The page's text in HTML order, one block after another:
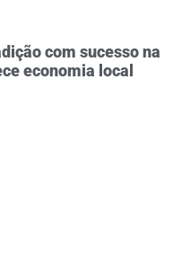
com sucesso na
economia local